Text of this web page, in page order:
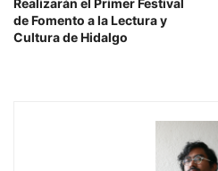
Realizarán el Primer Festival
de Fomento a la Lectura y
Cultura de Hidalgo